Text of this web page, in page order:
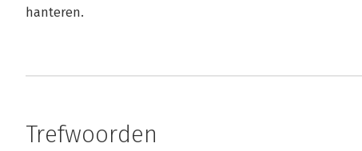
hanteren.
Trefwoorden